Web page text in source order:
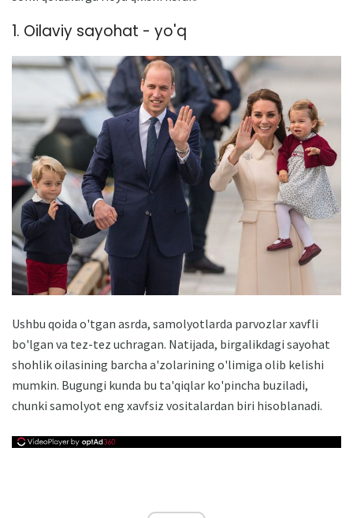
1. Oilaviy sayohat - yo'q
Ushbu qoida o'tgan asrda, samolyotlarda parvozlar xavfli
bo'lgan va tez-tez uchragan. Natijada, birgalikdagi sayohat
shohlik oilasining barcha a'zolarining o'limiga olib kelishi
mumkin. Bugungi kunda bu ta'qiqlar ko'pincha buziladi,
chunki samolyot eng xavfsiz vositalardan biri hisoblanadi.